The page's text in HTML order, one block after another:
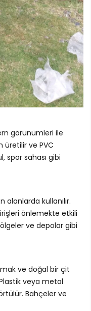
görünümleri ile
üretilir ve PVC
spor sahası gibi
kullanılır.
önlemekte etkili
ve depolar gibi
ve doğal bir çit
veya metal
Bahçeler ve